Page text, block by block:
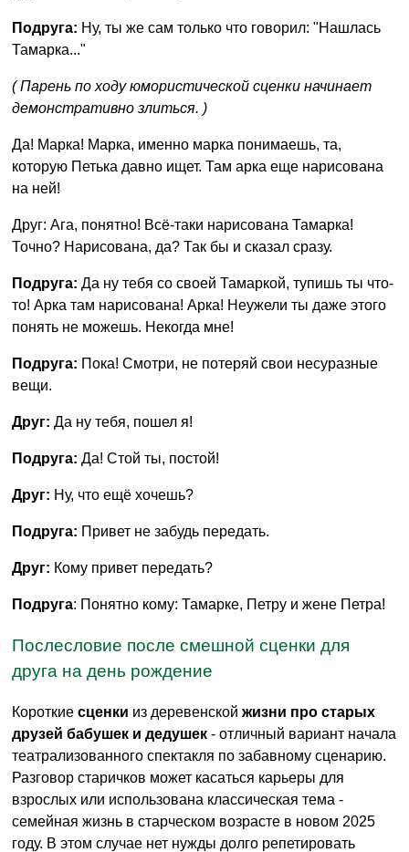
Подруга: Ну, ты же сам только что говорил: "Нашлась
Тамарка..."
( Парень по ходу юмористической сценки начинает
демонстративно злиться. )
Да! Марка! Марка, именно марка понимаешь, та,
которую Петька давно ищет. Там арка еще нарисована
на ней!
Друг: Ага, понятно! Всё-таки нарисована Тамарка!
Точно? Нарисована, да? Так бы и сказал сразу.
Подруга: Да ну тебя со своей Тамаркой, тупишь ты что-
то! Арка там нарисована! Арка! Неужели ты даже этого
понять не можешь. Некогда мне!
Подруга: Пока! Смотри, не потеряй свои несуразные
вещи.
Друг: Да ну тебя, пошел я!
Подруга: Да! Стой ты, постой!
Друг: Ну, что ещё хочешь?
Подруга: Привет не забудь передать.
Друг: Кому привет передать?
Подруга: Понятно кому: Тамарке, Петру и жене Петра!
Послесловие после смешной сценки для
друга на день рождение
Короткие сценки из деревенской жизни про старых
друзей бабушек и дедушек - отличный вариант начала
театрализованного спектакля по забавному сценарию.
Разговор старичков может касаться карьеры для
взрослых или использована классическая тема -
семейная жизнь в старческом возрасте в новом 2025
году. В этом случае нет нужды долго репетировать